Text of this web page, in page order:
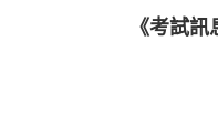
《考試